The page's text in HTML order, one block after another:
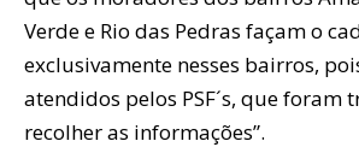
Verde e Rio das Pedras façam o
exclusivamente nesses bairros,
atendidos pelos PSF´s, que foram
recolher as informações”.